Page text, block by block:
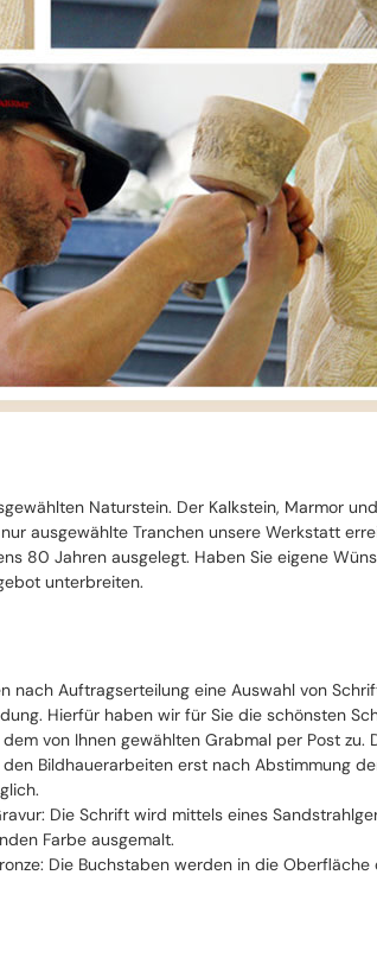
Naturstein. Der Kalkstein, Marmor
ausgewählte Tranchen unsere Werkstatt
80 Jahren ausgelegt. Haben Sie eigene
unterbreiten.
nach Auftragserteilung eine Auswahl von
Hierfür haben wir für Sie die schönsten
von Ihnen gewählten Grabmal per Post
Bildhauerarbeiten erst nach Abstimmung
Die Schrift wird mittels eines
Farbe ausgemalt.
Die Buchstaben werden in die